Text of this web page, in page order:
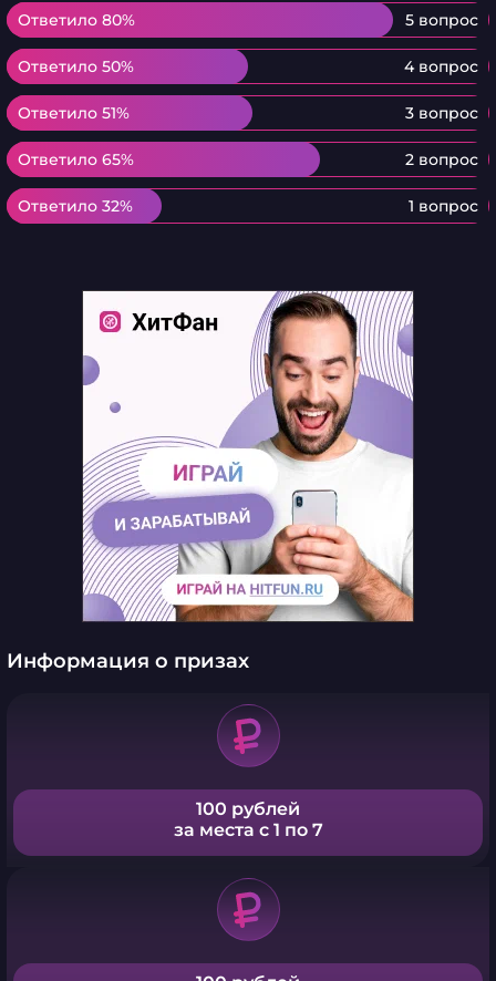
Ответило 80% 5 вопрос
Ответило 80%
Ответило 50% 4 вопрос
Ответило 50%
Ответило 51% 3 вопрос
Ответило 51%
Ответило 65% 2 вопрос
Ответило 65%
Ответило 32% 1 вопрос
Ответило 32%
Информация о призах
100 рублей
за места с 1 по 7